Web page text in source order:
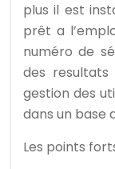
plus il est
prêt a
numéro de
des
gestion des
dans un base
Les points